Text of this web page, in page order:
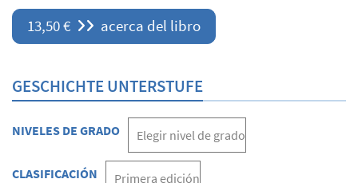
13,50 € acerca del libro
GESCHICHTE UNTERSTUFE
NIVELES DE GRADO
CLASIFICACIÓN